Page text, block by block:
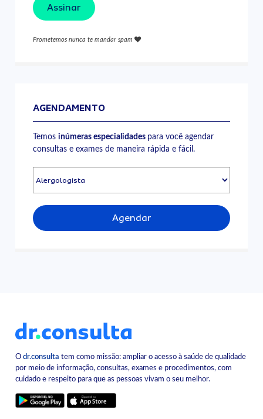
Assinar
Prometemos nunca te mandar spam
AGENDAMENTO
Temosinúmeras especialidades para você agendar
consultas e exames de maneira rápida e fácil.
Agendar
Odr.consulta tem como missão: ampliar o acesso à saúde de qualidade
por meio de informação, consultas, exames e procedimentos, com
cuidado e respeito para que as pessoas vivam o seu melhor.